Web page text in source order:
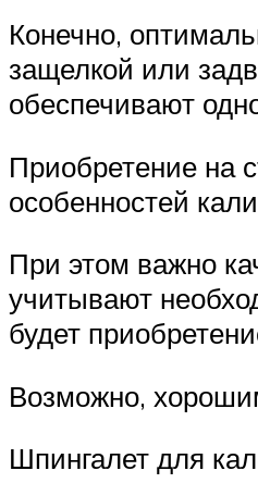
Конечно,
защелкой или
обеспечивают
Приобретение на
особенностей
При этом важно
учитывают
будет
Возможно,
Шпингалет для